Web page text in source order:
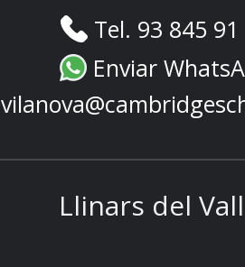
Tel. 93 845
Enviar
Llinars del